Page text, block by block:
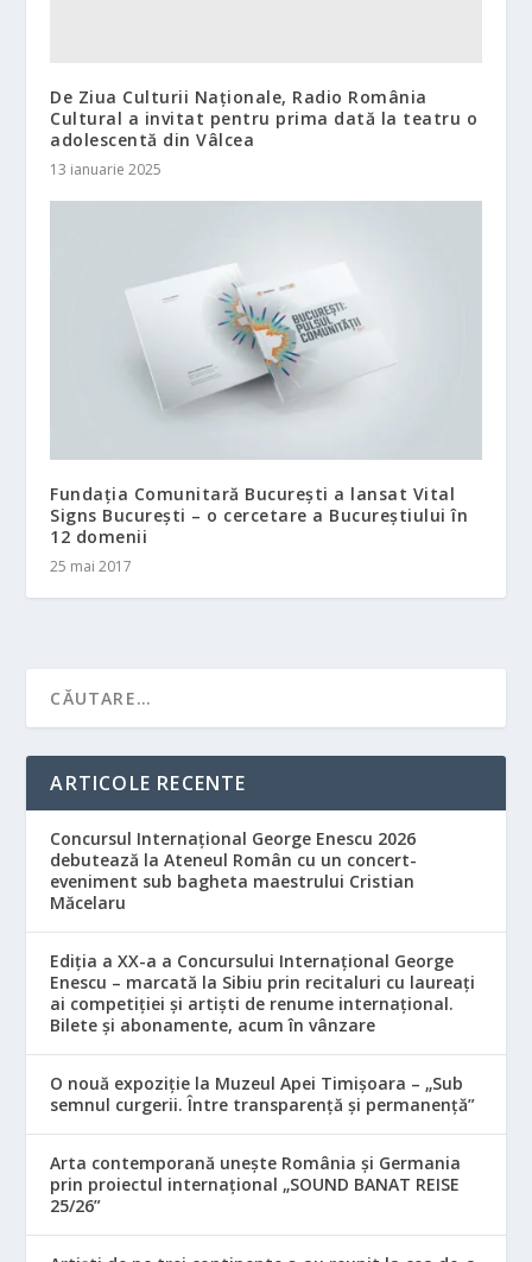
De Ziua Culturii Naționale, Radio România
Cultural a invitat pentru prima dată la teatru o
adolescentă din Vâlcea
13 ianuarie 2025
Fundația Comunitară București a lansat Vital
Signs București – o cercetare a Bucureștiului în
12 domenii
25 mai 2017
ARTICOLE RECENTE
Concursul Internațional George Enescu 2026
debutează la Ateneul Român cu un concert-
eveniment sub bagheta maestrului Cristian
Măcelaru
Ediția a XX-a a Concursului Internațional George
Enescu – marcată la Sibiu prin recitaluri cu laureați
ai competiției și artiști de renume internațional.
Bilete și abonamente, acum în vânzare
O nouă expoziție la Muzeul Apei Timișoara – „Sub
semnul curgerii. Între transparență și permanență”
Arta contemporană unește România și Germania
prin proiectul internațional „SOUND BANAT REISE
25/26”